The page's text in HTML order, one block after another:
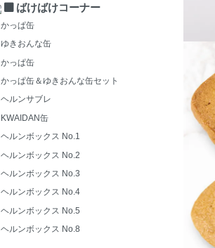
ばけばけコーナー
かっぱ缶
ゆきおんな缶
かっぱ缶
かっぱ缶＆ゆきおんな缶セット
ヘルンサブレ
KWAIDAN缶
ヘルンボックス No.1
ヘルンボックス No.2
ヘルンボックス No.3
ヘルンボックス No.4
ヘルンボックス No.5
ヘルンボックス No.8